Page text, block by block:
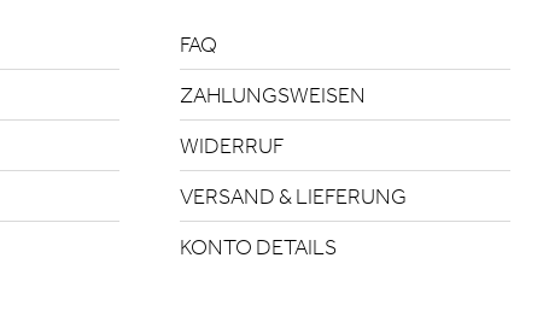
FAQ
ZAHLUNGSWEISEN
WIDERRUF
VERSAND & LIEFERUNG
KONTO DETAILS